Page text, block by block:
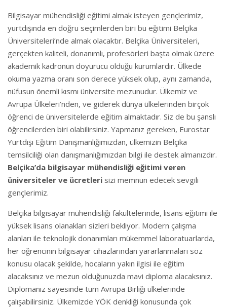
Bilgisayar mühendisliği eğitimi almak isteyen gençlerimiz,
yurtdışında en doğru seçimlerden biri bu eğitimi Belçika
Üniversiteleri’nde almak olacaktır. Belçika Üniversiteleri,
gerçekten kaliteli, donanımlı, profesörleri başta olmak üzere
akademik kadronun doyurucu olduğu kurumlardır. Ülkede
okuma yazma oranı son derece yüksek olup, aynı zamanda,
nüfusun önemli kısmı üniversite mezunudur. Ülkemiz ve
Avrupa Ülkeleri’nden, ve giderek dünya ülkelerinden birçok
öğrenci de üniversitelerde eğitim almaktadır. Siz de bu şanslı
öğrencilerden biri olabilirsiniz. Yapmanız gereken, Eurostar
Yurtdışı Eğitim Danışmanlığımızdan, ülkemizin Belçika
temsilciliği olan danışmanlığımızdan bilgi ile destek almanızdır.
Belçika’da bilgisayar mühendisliği eğitimi veren
üniversiteler ve ücretleri sizi memnun edecek sevgili
gençlerimiz.
Belçika bilgisayar mühendisliği fakültelerinde, lisans eğitimi ile
yüksek lisans olanakları sizleri bekliyor. Modern çalışma
alanları ile teknolojik donanımları mükemmel laboratuarlarda,
her öğrencinin bilgisayar cihazlarından yararlanmaları söz
konusu olacak şekilde, hocaların yakın ilgisi ile eğitim
alacaksınız ve mezun olduğunuzda mavi diploma alacaksınız.
Diplomanız sayesinde tüm Avrupa Birliği ülkelerinde
çalışabilirsiniz. Ülkemizde YÖK denkliği konusunda çok